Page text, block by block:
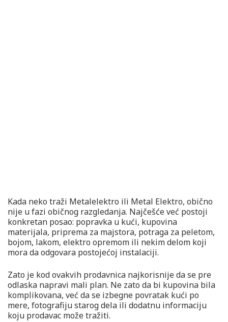
Kada neko traži Metalelektro ili Metal Elektro, obično
nije u fazi običnog razgledanja. Najčešće već postoji
konkretan posao: popravka u kući, kupovina
materijala, priprema za majstora, potraga za peletom,
bojom, lakom, elektro opremom ili nekim delom koji
mora da odgovara postojećoj instalaciji.
Zato je kod ovakvih prodavnica najkorisnije da se pre
odlaska napravi mali plan. Ne zato da bi kupovina bila
komplikovana, već da se izbegne povratak kući po
mere, fotografiju starog dela ili dodatnu informaciju
koju prodavac može tražiti.